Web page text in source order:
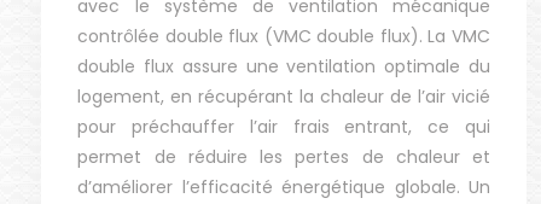
avec le système de ventilation mécanique
contrôlée double flux (VMC double flux). La VMC
double flux assure une ventilation optimale du
logement, en récupérant la chaleur de l’air vicié
pour préchauffer l’air frais entrant, ce qui
permet de réduire les pertes de chaleur et
d’améliorer l’efficacité énergétique globale. Un